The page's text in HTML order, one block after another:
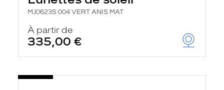
MJ0623S 004 VERT ANIS MAT
À partir de
335,00 €